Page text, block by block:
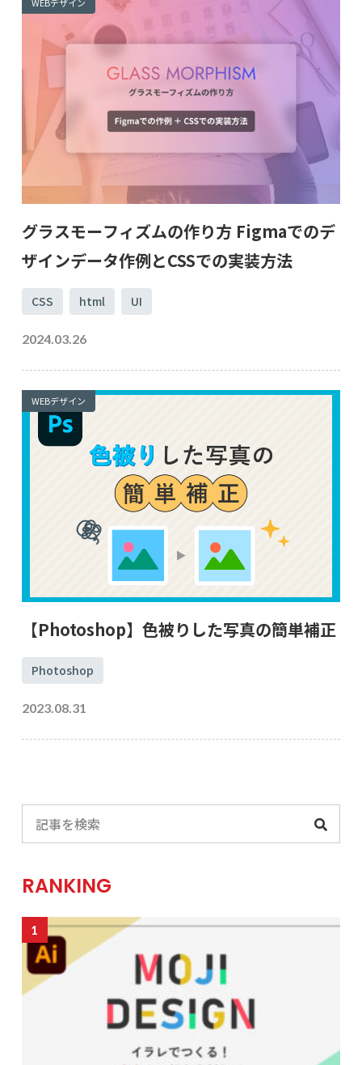
WEBデザイン
グラスモーフィズムの作り方 Figmaでのデ
ザインデータ作例とCSSでの実装方法
CSS html UI
2024.03.26
WEBデザイン
【Photoshop】色被りした写真の簡単補正
Photoshop
2023.08.31
RANKING